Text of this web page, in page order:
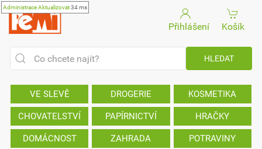
AdministraceAktualizovat34 ms
Přihlášení Košík
VE SLEVĚ DROGERIE KOSMETIKA
CHOVATELSTVÍ PAPÍRNICTVÍ HRAČKY
DOMÁCNOST ZAHRADA POTRAVINY